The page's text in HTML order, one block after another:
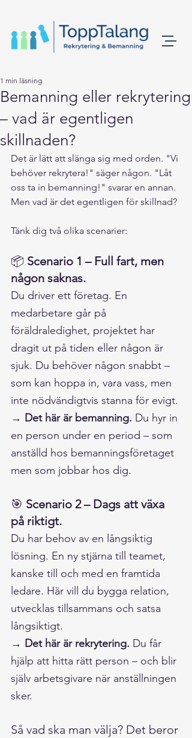
Bemanning eller rekrytering
– vad är egentligen
skillnaden?
1 min läsning
Det är lätt att slänga sig med orden. "Vi
behöver rekrytera!" säger någon. "Låt
oss ta in bemanning!" svarar en annan.
Men vad är det egentligen för skillnad?
Tänk dig två olika scenarier:
📦 Scenario 1 – Full fart, men
någon saknas.
Du driver ett företag. En
medarbetare går på
föräldraledighet, projektet har
dragit ut på tiden eller någon är
sjuk. Du behöver någon snabbt –
som kan hoppa in, vara vass, men
inte nödvändigtvis stanna för evigt.
→ Det här är bemanning. Du hyr in
en person under en period – som
anställd hos bemanningsföretaget
men som jobbar hos dig.
🎯 Scenario 2 – Dags att växa
på riktigt.
Du har behov av en långsiktig
lösning. En ny stjärna till teamet,
kanske till och med en framtida
ledare. Här vill du bygga relation,
utvecklas tillsammans och satsa
långsiktigt.
→ Det här är rekrytering. Du får
hjälp att hitta rätt person – och blir
själv arbetsgivare när anställningen
sker.
Så vad ska man välja? Det beror